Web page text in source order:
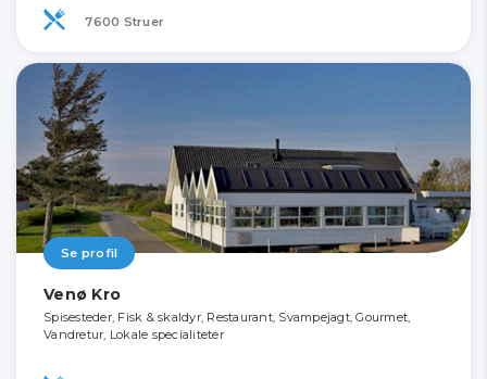
7600 Struer
Se profil
Venø Kro
Spisesteder, Fisk & skaldyr, Restaurant, Svampejagt, Gourmet,
Vandretur, Lokale specialiteter